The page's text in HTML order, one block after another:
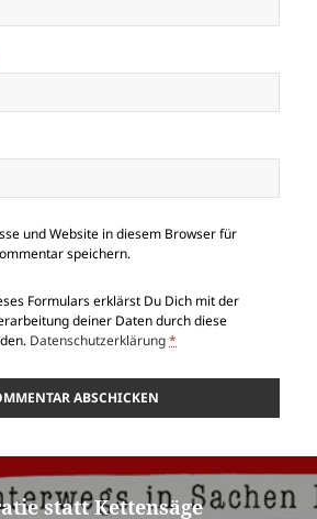
und Website in diesem Browser für
speichern.
Formulars erklärst Du Dich mit der
deiner Daten durch diese
Datenschutzerklärung *
statt Kettensäge